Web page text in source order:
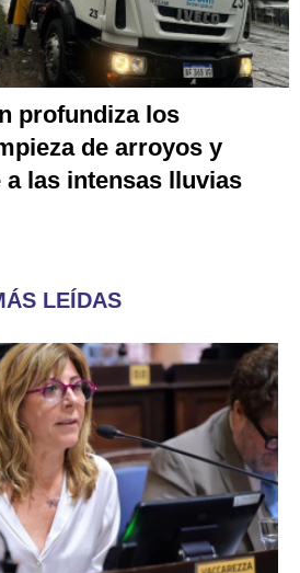
profundiza los
de arroyos y
a las intensas lluvias
LEÍDAS